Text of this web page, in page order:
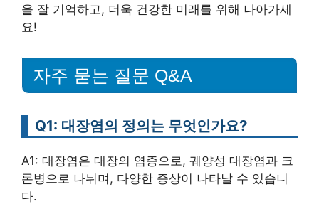
을 잘 기억하고, 더욱 건강한 미래를 위해 나아가세
요!
자주 묻는 질문 Q&A
Q1: 대장염의 정의는 무엇인가요?
A1: 대장염은 대장의 염증으로, 궤양성 대장염과 크
론병으로 나뉘며, 다양한 증상이 나타날 수 있습니
다.